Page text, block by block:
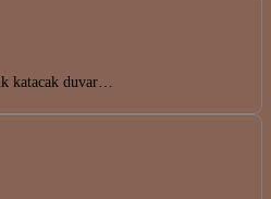
katacak duvar…